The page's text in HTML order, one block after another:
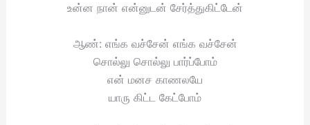
உன்ன நான் என்னுடன் சேர்த்துகிட்டேன்
ஆண்: எங்க வச்சேன் எங்க வச்சேன்
சொல்லு சொல்லு பார்ப்போம்
என் மனச காணலயே
யாரு கிட்ட கேட்போம்